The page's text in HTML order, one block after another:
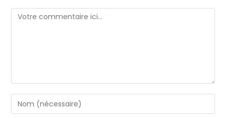
Comment
Enter
your